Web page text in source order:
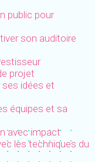
public pour
son auditoire
projet
ses idées et
équipes et sa
avec impact
les techniques du